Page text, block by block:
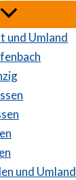
und Umland
und Umland